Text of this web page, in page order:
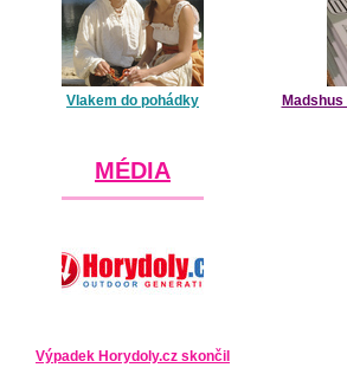
Vlakem do pohádky
MÉDIA
Výpadek Horydoly.cz skončil